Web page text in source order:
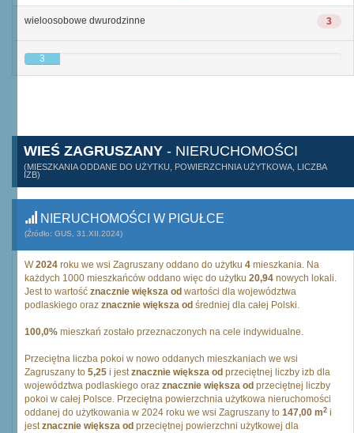
3
wieloosobowe dwurodzinne
3
WIEŚ ZAGRUSZANY - NIERUCHOMOŚCI
(MIESZKANIA ODDANE DO UŻYTKU, POWIERZCHNIA UŻYTKOWA, LICZBA
IZB)
NIERUCHOMOŚCI W PIGUŁCE
(Źródło: GUS, 31.XII.2024)
W2024 roku we wsi Zagruszany oddano do użytku 4 mieszkania. Na
każdych 1000 mieszkańców oddano więc do użytku 20,94 nowych lokali.
Jest to wartość znacznie większa od wartości dla województwa
podlaskiego oraz znacznie większa od średniej dla całej Polski.
100,0% mieszkań zostało przeznaczonych na cele indywidualne.
Przeciętna liczba pokoi w nowo oddanych mieszkaniach we wsi
Zagruszany to 5,25 i jestznacznie większa od przeciętnej liczby izb dla
województwa podlaskiego oraz znacznie większa od przeciętnej liczby
pokoi w całej Polsce. Przeciętna powierzchnia użytkowa nieruchomości
oddanej do użytkowania w 2024 roku we wsi Zagruszany to 147,00 m2 i
jestznacznie większa od przeciętnej powierzchni użytkowej dla